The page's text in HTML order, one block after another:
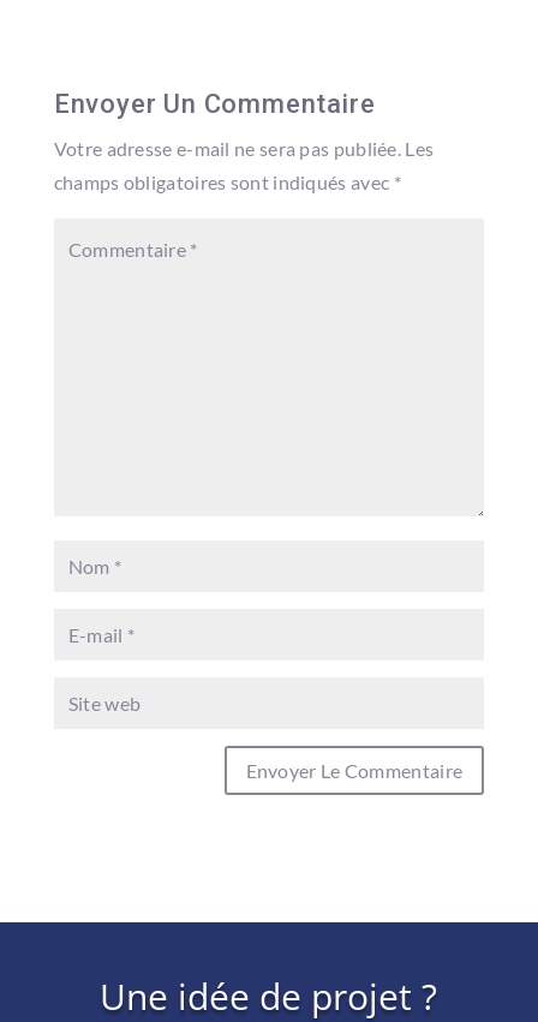
Envoyer Un Commentaire
Votre adresse e-mail ne sera pas publiée. Les
champs obligatoires sont indiqués avec *
Une idée de projet ?